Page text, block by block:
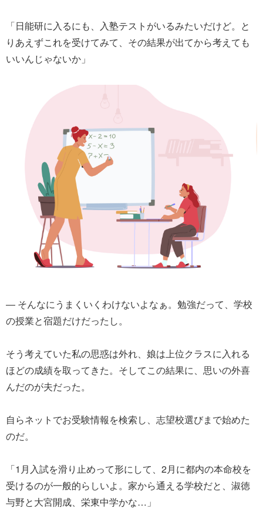
「日能研に入るにも、入塾テストがいるみたいだけど。と
りあえずこれを受けてみて、その結果が出てから考えても
いいんじゃないか」
― そんなにうまくいくわけないよなぁ。勉強だって、学校
の授業と宿題だけだったし。
そう考えていた私の思惑は外れ、娘は上位クラスに入れる
ほどの成績を取ってきた。そしてこの結果に、思いの外喜
んだのが夫だった。
自らネットでお受験情報を検索し、志望校選びまで始めた
のだ。
「1月入試を滑り止めって形にして、2月に都内の本命校を
受けるのが一般的らしいよ。家から通える学校だと、淑徳
与野と大宮開成、栄東中学かな…」